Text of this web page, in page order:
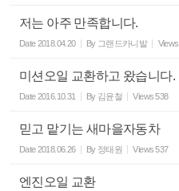
저는 아주 만족합니다.
Date2018.04.20 By 그랜드카니발 Views
미션오일 교환하고 왔습니다.
Date2016.10.31 By 김윤철 Views 538
믿고 맡기는 새마을자동차
Date2018.06.26 By 정태원 Views 537
엔진오일 교환